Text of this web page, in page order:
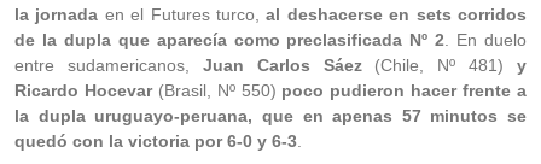
la jornada en el Futures turco,al deshacerse en sets corridos
de la dupla que aparecía como preclasificada Nº 2 . En duelo
entre sudamericanos, Juan Carlos Sáez(Chile, Nº 481) y
Ricardo Hocevar(Brasil, Nº 550) poco pudieron hacer frente a
la dupla uruguayo-peruana, que en apenas 57 minutos se
quedó con la victoria por 6-0 y 6-3